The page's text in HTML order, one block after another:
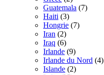
Guatemala (7)
Haiti (3)
Hongrie (7)
Iran (2)
Iraq (6)
Irlande (9)
Irlande du Nord (4)
Islande (2)